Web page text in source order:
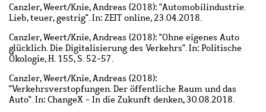
Canzler, Weert/Knie, Andreas (2018): "Automobilindustrie.
Lieb, teuer, gestrig". In: ZEIT online, 23.04.2018.
Canzler, Weert/Knie, Andreas (2018): "Ohne eigenes Auto
glücklich. Die Digitalisierung des Verkehrs". In: Politische
Ökologie, H. 155, S. 52-57.
Canzler, Weert/Knie, Andreas (2018):
"Verkehrsverstopfungen. Der öffentliche Raum und das
Auto". In: ChangeX - In die Zukunft denken, 30.08.2018.